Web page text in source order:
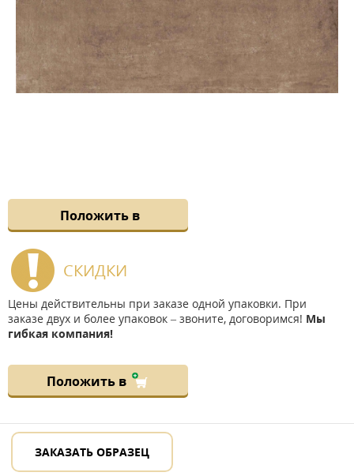
Положить в
СКИДКИ
Цены действительны при заказе одной упаковки. При
заказе двух и более упаковок – звоните, договоримся! Мы
гибкая компания!
Положить в
ЗАКАЗАТЬ ОБРАЗЕЦ